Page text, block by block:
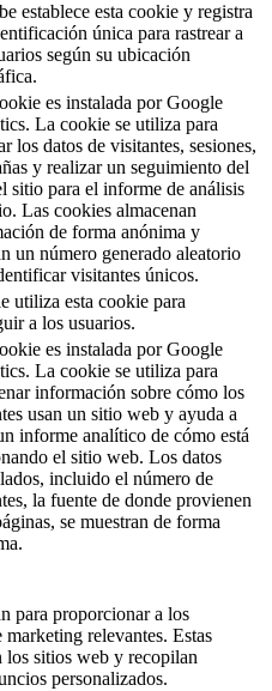
establece esta cookie y registra
única para rastrear a
según su ubicación
es instalada por Google
La cookie se utiliza para
los datos de visitantes, sesiones,
y realizar un seguimiento del
sitio para el informe de análisis
Las cookies almacenan
de forma anónima y
un número generado aleatorio
visitantes únicos.
utiliza esta cookie para
a los usuarios.
es instalada por Google
La cookie se utiliza para
información sobre cómo los
usan un sitio web y ayuda a
informe analítico de cómo está
el sitio web. Los datos
incluido el número de
la fuente de donde provienen
se muestran de forma
para proporcionar a los
relevantes. Estas
los sitios web y recopilan
personalizados.